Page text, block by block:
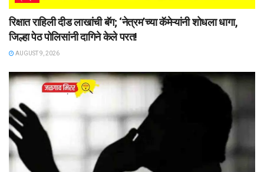
रिक्षात राहिली दीड लाखांची बॅग; ‘नेत्रम’च्या कॅमेऱ्यांनी शोधला धागा,
जिल्हा पेठ पोलिसांनी दागिने केले परत!
AUGUST 9, 2026